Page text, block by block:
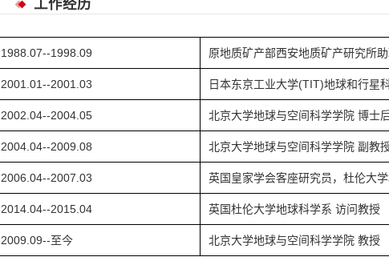
工作经历
1988.07--1998.09 原地质矿产部西安地质矿产研究所
2001.01--2001.03 日本东京工业大学(TIT)地球和行星
2002.04--2004.05 北京大学地球与空间科学学院 博士
2004.04--2009.08 北京大学地球与空间科学学院 副教
2006.04--2007.03 英国皇家学会客座研究员，杜伦大
2014.04--2015.04 英国杜伦大学地球科学系 访问教授
2009.09--至今 北京大学地球与空间科学学院 教授